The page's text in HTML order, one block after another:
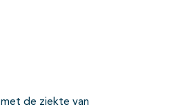
de ziekte van